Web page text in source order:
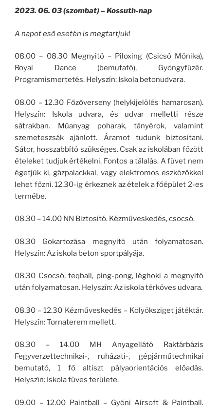
2023. 06. 03 (szombat) – Kossuth-nap
A napot eső esetén is megtartjuk!
08.00 – 08.30 Megnyitó – Piloxing (Csicsó Mónika),
Royal Dance (bemutató), Gyöngyfüzér.
Programismertetés. Helyszín: Iskola betonudvara.
08.00 – 12.30 Főzőverseny (helykijelölés hamarosan).
Helyszín: Iskola udvara, és udvar melletti része
sátrakban. Műanyag poharak, tányérok, valamint
szemeteszsák ajánlott. Áramot tudunk biztosítani.
Sátor, hosszabbító szükséges. Csak az iskolában főzött
ételeket tudjuk értékelni. Fontos a tálalás. A füvet nem
égetjük ki, gázpalackkal, vagy elektromos eszközökkel
lehet főzni. 12.30-ig érkeznek az ételek a főépület 2-es
termébe.
08.30 – 14.00 NN Biztosító. Kézműveskedés, csocsó.
08.30 Gokartozása megnyitó után folyamatosan.
Helyszín: Az iskola beton sportpályája.
08.30 Csocsó, teqball, ping-pong, léghoki a megnyitó
után folyamatosan. Helyszín: Az iskola térköves udvara.
08.30 – 12.30 Kézműveskedés – Kölyöksziget játéktár.
Helyszín: Tornaterem mellett.
08.30 – 14.00 MH Anyagellátó Raktárbázis
Fegyverzettechnikai-, ruházati-, gépjárműtechnikai
bemutató, 1 fő altiszt pályaorientációs előadás.
Helyszín: Iskola füves területe.
09.00 – 12.00 Paintball – Gyóni Airsoft & Paintball.